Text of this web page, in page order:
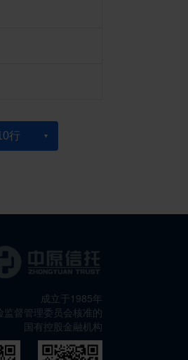
成立于1985年
监督管理委员会核准的
国有控股金融机构